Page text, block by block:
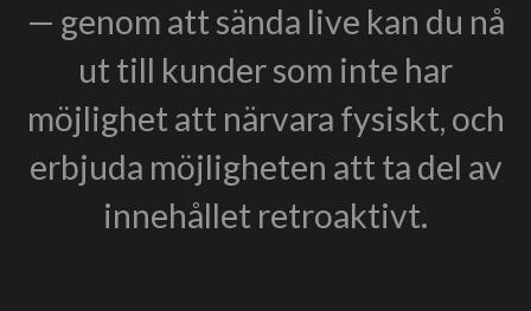
— genom att sända live kan du nå
ut till kunder som inte har
möjlighet att närvara fysiskt, och
erbjuda möjligheten att ta del av
innehållet retroaktivt.